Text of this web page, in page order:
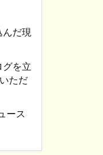
んだ現
グを立
ただ
ース